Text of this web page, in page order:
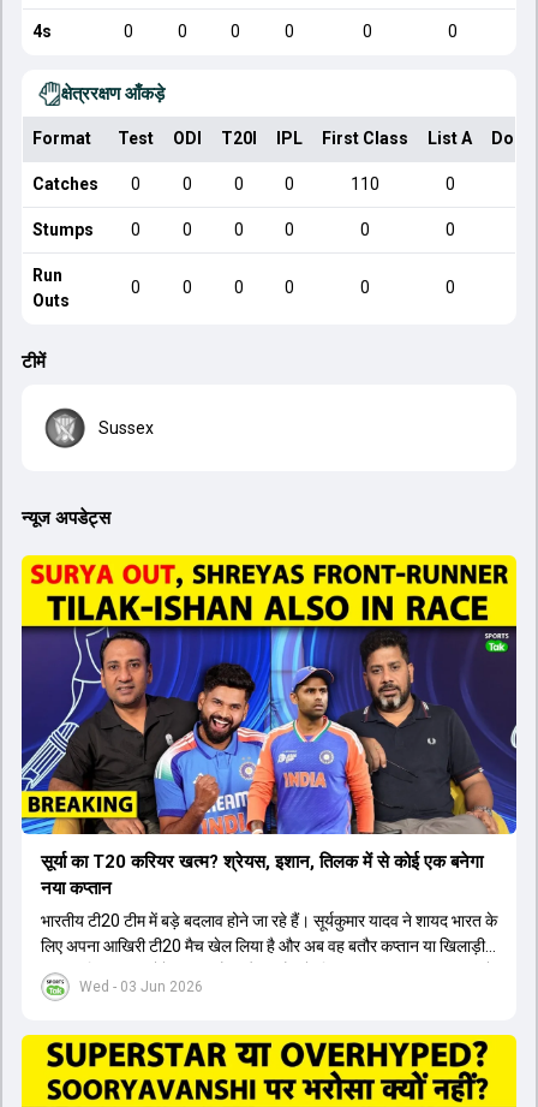
4s 0 0 0 0 0 0
क्षेत्ररक्षण आँकड़े
Format Test ODI T20I IPL First Class List A
Catches 0 0 0 0 110 0
Stumps 0 0 0 0 0 0
Run
Outs
0 0 0 0 0 0
टीमें
Sussex
न्यूज अपडेट्स
Wed - 03 Jun 2026
सूर्या का T20 करियर खत्म? श्रेयस, इशान, तिलक में से कोई एक बनेगा
नया कप्तान
भारतीय टी20 टीम में बड़े बदलाव होने जा रहे हैं। सूर्यकुमार यादव ने शायद भारत के
लिए अपना आखिरी टी20 मैच खेल लिया है और अब वह बतौर कप्तान या खिलाड़ी
टीम का हिस्सा नहीं होंगे। आयरलैंड और इंग्लैंड के खिलाफ आगामी टी20 सीरीज के
लिए नए कप्तान की तलाश जारी है। इस रेस में श्रेयस अय्यर सबसे आगे चल रहे
पटेल इस रेस में काफी पीछे हैं, जबकि संजू सैमसन और रजत पाटीदार कप्तानी की
दौड़ से बाहर हैं। आगामी सीरीज के लिए वैभव सूर्यवंशी को तीसरे ओपनर के तौर पर
टीम में शामिल किया जाएगा, जबकि अभिषेक शर्मा और संजू सैमसन पहली पसंद